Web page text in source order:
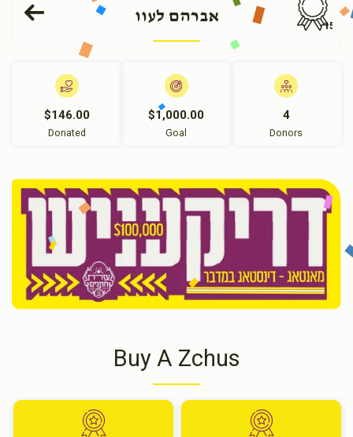
אברהם לעוו 153
$146.00
Donated
$1,000.00
Goal
4
Donors
Buy A Zchus